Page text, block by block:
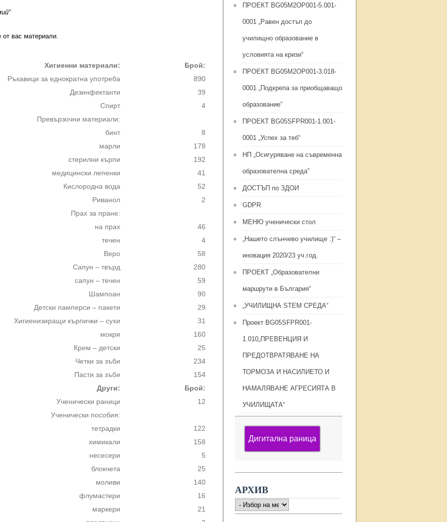
от вас материали.
Хигиенни материали:
Брой:
Ръкавици за еднократна употреба
890
Дезинфектанти
39
Спирт
4
Превързочни материали:
бинт
8
марли
178
стерилни кърпи
192
медицински лепенки
41
Кислородна вода
52
Риванол
2
Прах за пране:
на прах
46
течен
4
Веро
58
Сапун – твърд
280
сапун – течен
59
Шампоан
90
Детски памперси – пакети
29
Хигиенизиращи кърпички – сухи
31
мокри
160
Крем – детски
25
Четки за зъби
234
Пасти за зъби
154
Други:
Брой:
Ученически раници
12
Ученически пособия:
тетрадки
122
химикали
158
несесери
5
блокчета
25
моливи
140
флумастери
16
маркери
21
ПРОЕКТ BG05M2OP001-5.001-
0001 „Равен достъп до
училищно образование в
условията на кризи“
ПРОЕКТ BG05M2ОP001-3.018-
0001 „Подкрепа за приобщаващо
образование“
ПРОЕКТ BG05SFPR001-1.001-
0001 „Успех за теб“
НП „Осигуряване на съвременна
образователна среда”
ДОСТЪП по ЗДОИ
GDPR
МЕНЮ ученически стол
„Нашето слънчево училище :)“ –
иновация 2020/23 уч.год.
ПРОЕКТ „Образователни
маршрути в България“
„УЧИЛИЩНА STEM СРЕДА“
Проект BG05SFPR001-
1.010„ПРЕВЕНЦИЯ И
ПРЕДОТВРАТЯВАНЕ НА
ТОРМОЗА И НАСИЛИЕТО И
НАМАЛЯВАНЕ АГРЕСИЯТА В
УЧИЛИЩАТА“
Дигитална раница
АРХИВ
АРХИВ